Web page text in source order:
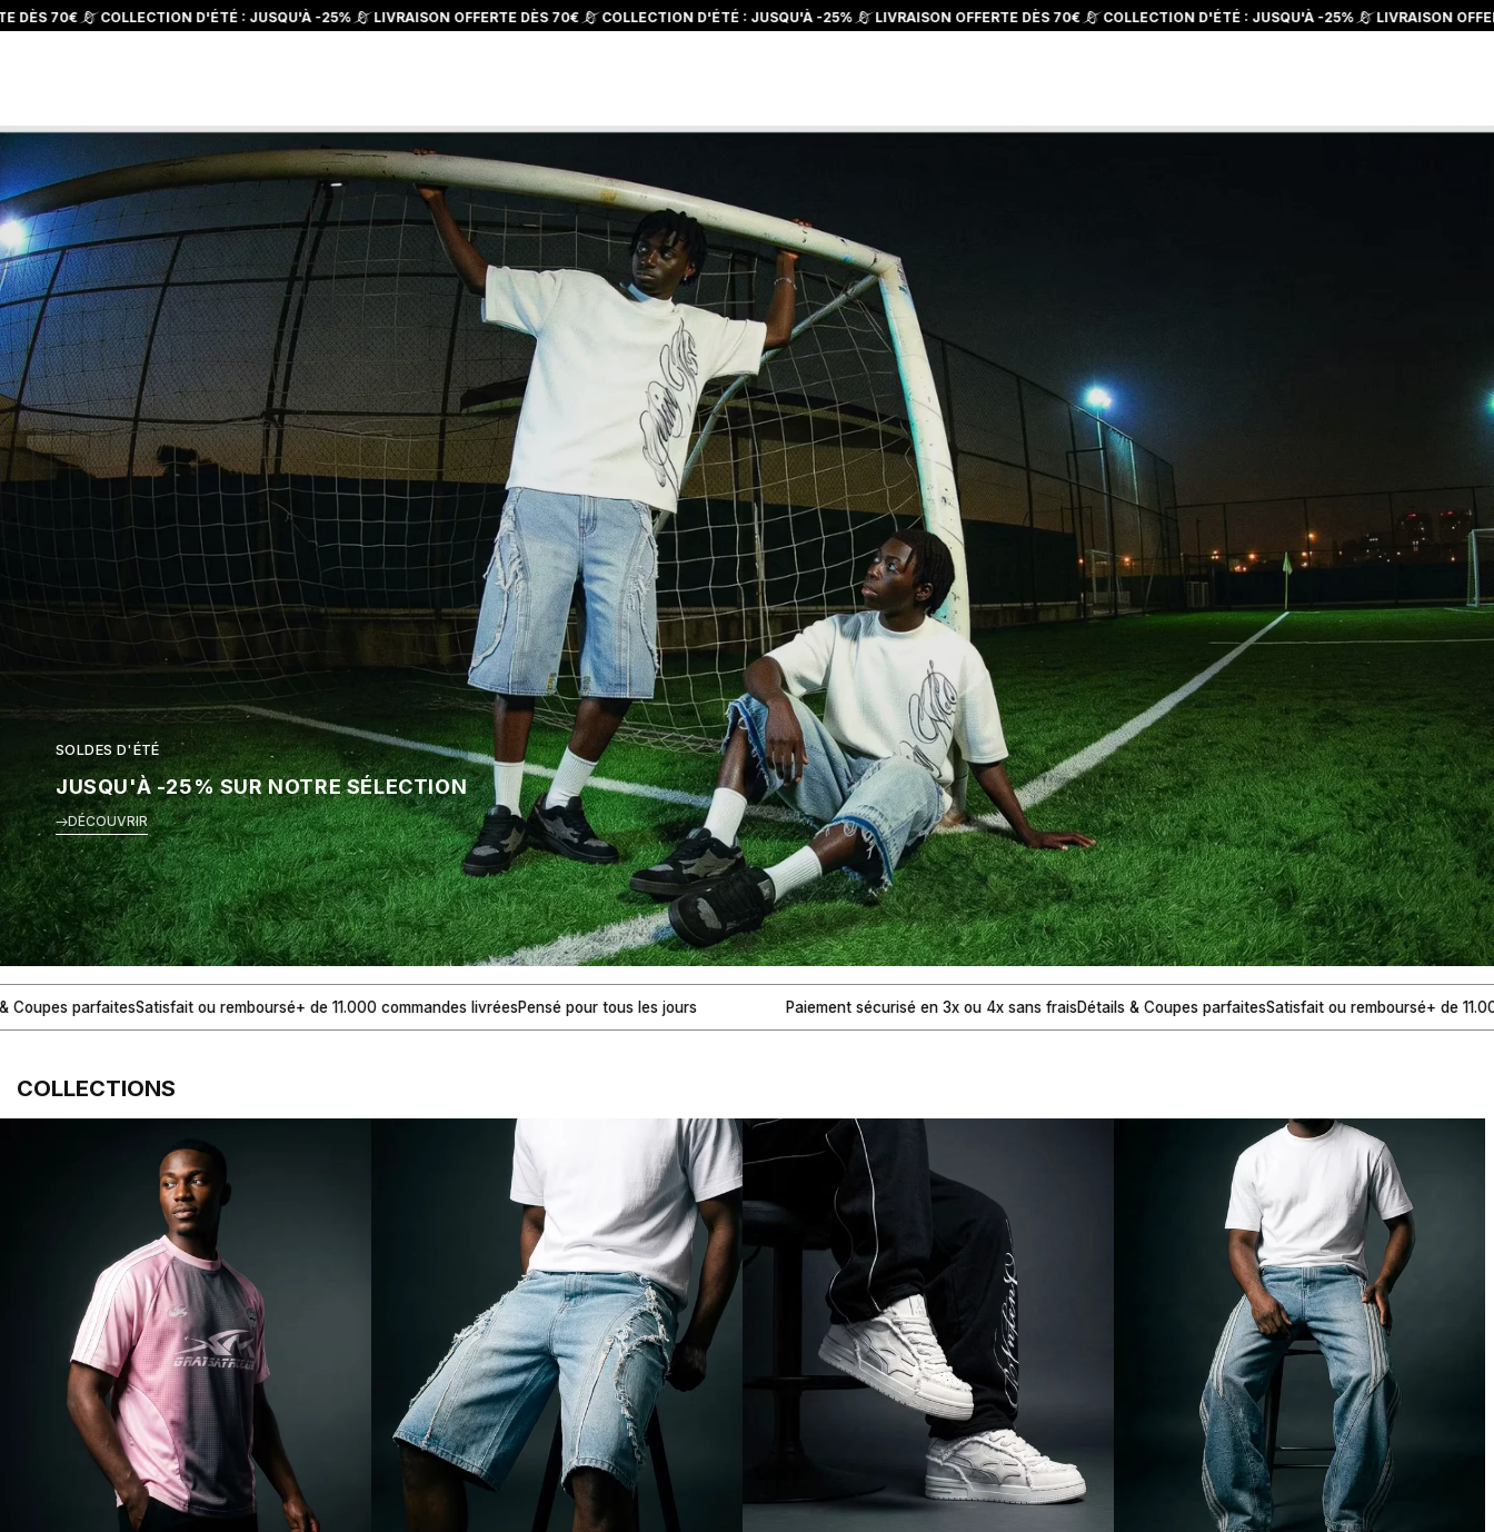
et
passer
COLLECTION D'ÉTÉ : JUSQU'À -25% LIVRAISON OFFERTE DÈS 70€ COLLECTION D'ÉTÉ : JUSQU'À -25% LIVRAISON OFFERTE DÈS 70€ COLLECTION D'ÉTÉ : JUSQU'À -25% LIVRAISON OFFERTE DÈS 70€
y
SOLDES D'ÉTÉ
JUSQU'À -25% SUR NOTRE SÉLECTION
DÉCOUVRIR
Satisfait ou remboursé + de 11.000 commandes livréesPensé pour tous les jours Paiement sécurisé en 3x ou 4x sans fraisDétails & Coupes parfaitesSatisfait ou remboursé + de 11.000
COLLECTIONS